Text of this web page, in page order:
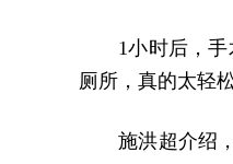
1小时后，
厕所，真的太轻
施洪超介绍